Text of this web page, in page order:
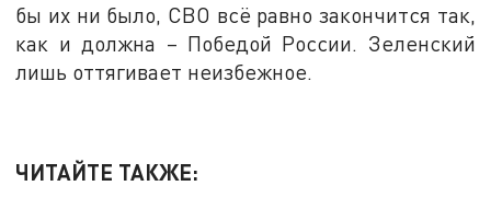
бы их ни было, СВО всё равно закончится так,
как и должна – Победой России. Зеленский
лишь оттягивает неизбежное.
ЧИТАЙТЕ ТАКЖЕ: